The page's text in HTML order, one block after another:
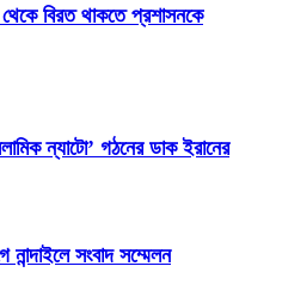
থেকে বিরত থাকতে প্রশাসনকে
ন্যাটো’ গঠনের ডাক ইরানের
সংবাদ সম্মেলন